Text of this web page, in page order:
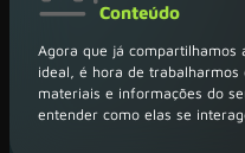
Conteúdo
Agora que já compartilhamos
ideal, é hora de trabalharmos
materiais e informações do
entender como elas se